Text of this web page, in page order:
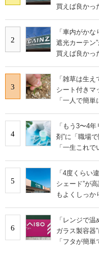
買えば良かっ
2
「車内がか
遮光カーテン
買えば良かっ
3
「雑草は生
シート付きマ
「一人で簡
4
「もう3〜4
剤”に「職場
「一生これ
5
「4度くらい
シェード”が
もよくしっか
6
「レンジで
ガラス製容器
「フタが簡単